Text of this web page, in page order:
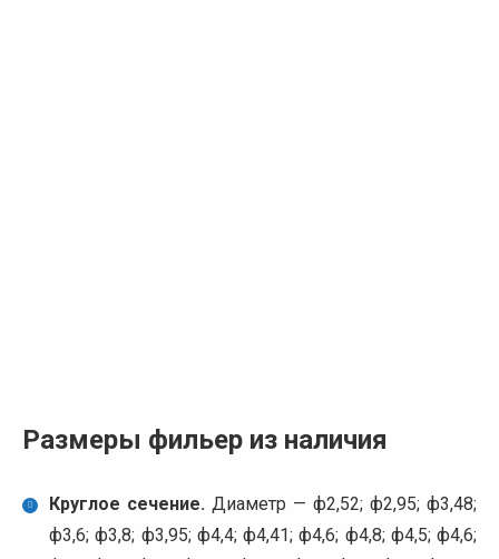
Размеры фильер из наличия
Круглое сечение. Диаметр — ф2,52; ф2,95; ф3,48;
ф3,6; ф3,8; ф3,95; ф4,4; ф4,41; ф4,6; ф4,8; ф4,5; ф4,6;